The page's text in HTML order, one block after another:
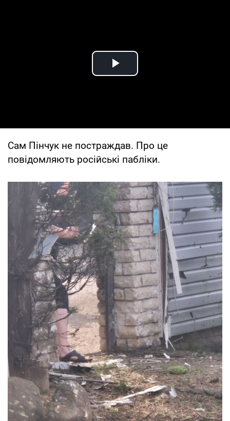
Play Video
Сам Пінчук не постраждав. Про це
повідомляють російські пабліки.